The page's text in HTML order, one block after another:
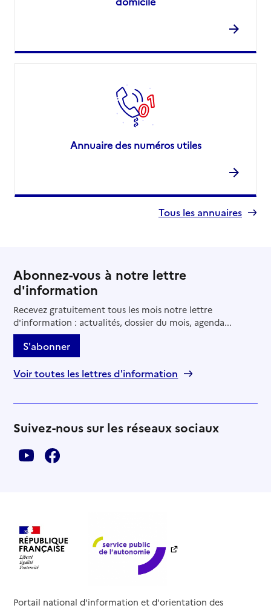
Annuaire des numéros utiles
Tous les annuaires
Abonnez-vous à notre lettre
d'information
Recevez gratuitement tous les mois notre lettre
d'information : actualités, dossier du mois, agenda...
S'abonner
Voir toutes les lettres d'information
Suivez-nous sur les réseaux sociaux
Portail national d'information et d'orientation des